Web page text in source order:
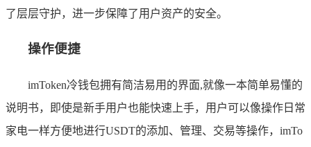
了层层守护，进一步保障了用户资产的安全。
操作便捷
imToken冷钱包拥有简洁易用的界面,就像一本简单易懂的
说明书，即使是新手用户也能快速上手，用户可以像操作日常
家电一样方便地进行USDT的添加、管理、交易等操作，imTo